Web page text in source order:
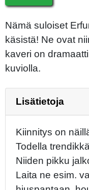
Nämä suloiset
käsistä! Ne ovat
kaveri on
kuviolla.
Lisätietoja
Kiinnitys on
Todella
Niiden pikku
Laita ne esim.